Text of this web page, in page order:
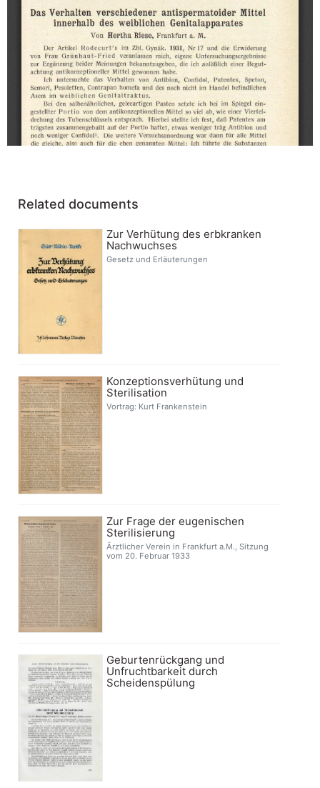
Related documents
Zur Verhütung des erbkranken
Nachwuchses
Gesetz und Erläuterungen
Konzeptionsverhütung und
Sterilisation
Vortrag: Kurt Frankenstein
Zur Frage der eugenischen
Sterilisierung
Ärztlicher Verein in Frankfurt a.M., Sitzung
vom 20. Februar 1933
Geburtenrückgang und
Unfruchtbarkeit durch
Scheidenspülung